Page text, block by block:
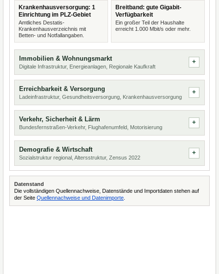
Krankenhausversorgung: 1
Einrichtung im PLZ-Gebiet
Amtliches Destatis-
Krankenhausverzeichnis mit
Betten- und Notfallangaben.
Breitband: gute Gigabit-
Verfügbarkeit
Ein großer Teil der Haushalte
erreicht 1.000 Mbit/s oder mehr.
Immobilien & Wohnungsmarkt
Digitale Infrastruktur, Energieanlagen, Regionale Kaufkraft
Erreichbarkeit & Versorgung
Ladeinfrastruktur, Gesundheitsversorgung, Krankenhausversorgung
Verkehr, Sicherheit & Lärm
Bundesfernstraßen-Verkehr, Flughafenumfeld, Motorisierung
Demografie & Wirtschaft
Sozialstruktur regional, Altersstruktur, Zensus 2022
Datenstand
Die vollständigen Quellennachweise, Datenstände und Importdaten stehen auf
der Seite Quellennachweise und Datenimporte